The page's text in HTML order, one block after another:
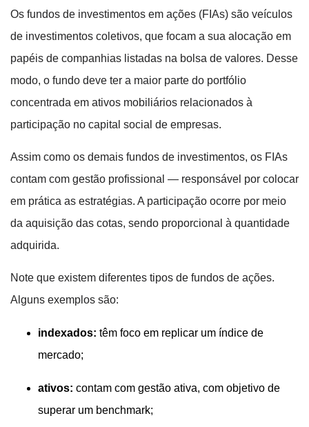
Os fundos de investimentos em ações (FIAs) são veículos
de investimentos coletivos, que focam a sua alocação em
papéis de companhias listadas na bolsa de valores. Desse
modo, o fundo deve ter a maior parte do portfólio
concentrada em ativos mobiliários relacionados à
participação no capital social de empresas.
Assim como os demais fundos de investimentos, os FIAs
contam com gestão profissional — responsável por colocar
em prática as estratégias. A participação ocorre por meio
da aquisição das cotas, sendo proporcional à quantidade
adquirida.
Note que existem diferentes tipos de fundos de ações.
Alguns exemplos são:
indexados: têm foco em replicar um índice de
mercado;
ativos: contam com gestão ativa, com objetivo de
superar um benchmark;